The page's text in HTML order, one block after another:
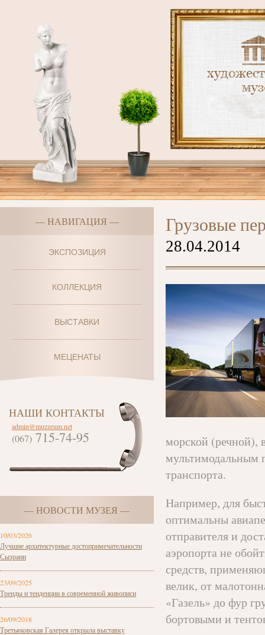
— НАВИГАЦИЯ —
ЭКСПОЗИЦИЯ
КОЛЛЕКЦИЯ
ВЫСТАВКИ
МЕЦЕНАТЫ
НАШИ КОНТАКТЫ
admin@muzzeum.net
(067) 715-74-95
— НОВОСТИ МУЗЕЯ —
10/03/2026
Лучшие архитектурные достопримечательности
Сызрани
23/09/2025
Тренды и тенденции в современной живописи
26/09/2018
Третьяковская Галерея открыла выставку
Грузовые
28.04.2014
морской (речной),
мультимодальным
транспорта.
Например, для
оптимальны
отправителя и
аэропорта не
средств,
велик, от
«Газель» до фур
бортовыми и